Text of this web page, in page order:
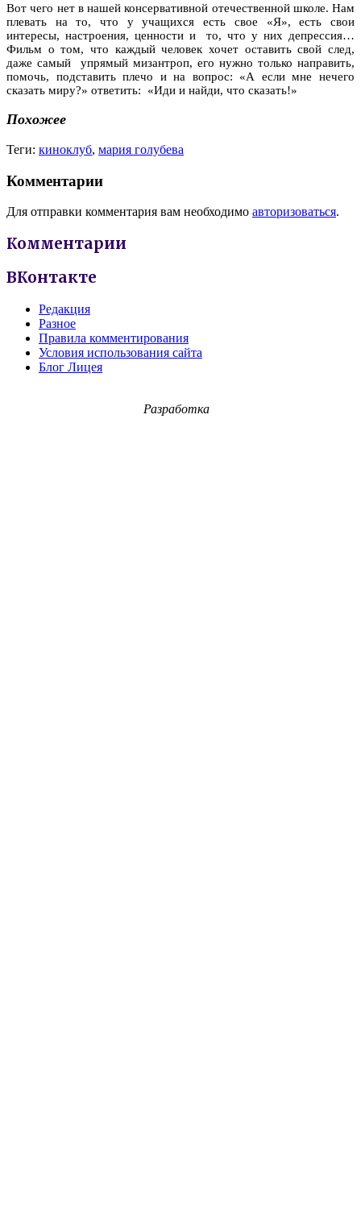
Вот чего нет в нашей консервативной отечественной школе. Нам
плевать на то, что у учащихся есть свое «Я», есть свои
интересы, настроения, ценности и то, что у них депрессия…
Фильм о том, что каждый человек хочет оставить свой след,
даже самый упрямый мизантроп, его нужно только направить,
помочь, подставить плечо и на вопрос: «А если мне нечего
сказать миру?» ответить: «Иди и найди, что сказать!»
Похожее
Теги: киноклуб, мария голубева
Комментарии
Для отправки комментария вам необходимо авторизоваться.
Комментарии
ВКонтакте
Редакция
Разное
Правила комментирования
Условия использования сайта
Блог Лицея
Разработка